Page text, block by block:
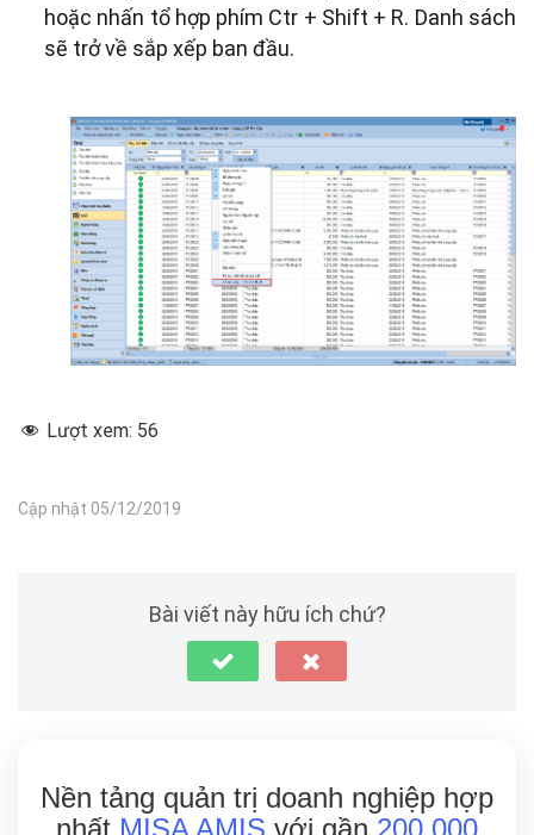
hoặc nhấn tổ hợp phím Ctr + Shift + R. Danh sách
sẽ trở về sắp xếp ban đầu.
Lượt xem: 56
Cập nhật 05/12/2019
Bài viết này hữu ích chứ?
Nền tảng quản trị doanh nghiệp hợp